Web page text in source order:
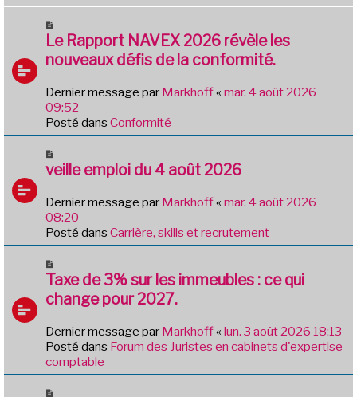
s
g
e
o
u
v
a
u
m
s
g
e
Le Rapport NAVEX 2026 révèle les
nouveaux défis de la conformité.
Dernier message par Markhoff« mar. 4 août 2026
09:52
Posté dans Conformité
o
v
e
a
u
e
s
s
g
e
veille emploi du 4 août 2026
Dernier message par Markhoff« mar. 4 août 2026
08:20
Posté dans Carrière, skills et recrutement
o
u
v
a
u
m
Taxe de 3% sur les immeubles : ce qui
change pour 2027.
Dernier message par Markhoff« lun. 3 août 2026 18:13
Posté dans Forum des Juristes en cabinets d'expertise
comptable